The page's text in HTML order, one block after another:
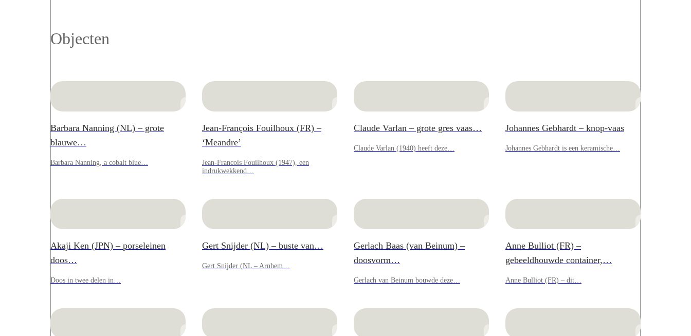
Objecten
Barbara Nanning (NL) – grote
blauwe…
Barbara Nanning, a cobalt blue…
Jean-François Fouilhoux (FR) –
‘Meandre’
Jean-Francois Fouilhoux (1947), een
indrukwekkend…
Claude Varlan – grote gres vaas…
Claude Varlan (1940) heeft deze…
Johannes Gebhardt – knop-vaas
Johannes Gebhardt is een keramische…
Akaji Ken (JPN) – porseleinen
doos…
Doos in twee delen in…
Gert Snijder (NL) – buste van…
Gert Snijder (NL – Arnhem…
Gerlach Baas (van Beinum) –
doosvorm…
Gerlach van Beinum bouwde deze…
Anne Bulliot (FR) –
gebeeldhouwde container,…
Anne Bulliot (FR) – dit…